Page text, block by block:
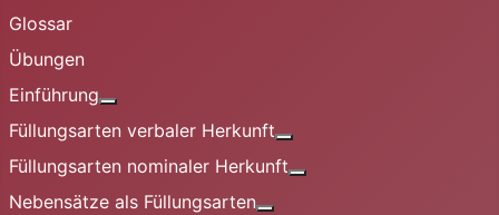
Glossar
Übungen
Einführung
Füllungsarten verbaler Herkunft
Füllungsarten nominaler Herkunft
Nebensätze als Füllungsarten